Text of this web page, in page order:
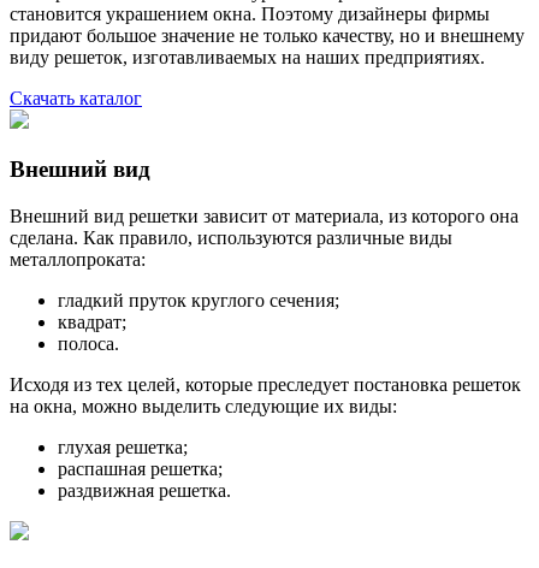
становится украшением окна. Поэтому дизайнеры фирмы
придают большое значение не только качеству, но и внешнему
виду решеток, изготавливаемых на наших предприятиях.
Скачать каталог
Внешний вид
Внешний вид решетки зависит от материала, из которого она
сделана. Как правило, используются различные виды
металлопроката:
гладкий пруток круглого сечения;
квадрат;
полоса.
Исходя из тех целей, которые преследует постановка решеток
на окна, можно выделить следующие их виды:
глухая решетка;
распашная решетка;
раздвижная решетка.